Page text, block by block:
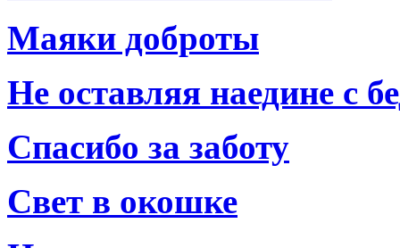
Маяки доброты
Не оставляя наедине с
Спасибо за заботу
Свет в окошке